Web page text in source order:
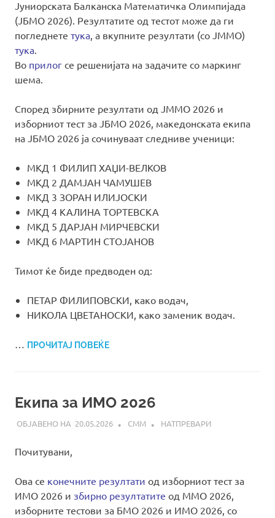
Јуниорската Балканска Математичка Олимпијада
(ЈБМО 2026). Резултатите од тестот може да ги
погледнете тука , а вкупните резултати (со ЈММО)
тука
Во прилог се решенијата на задачите со маркинг
шема.
Според збирните резултати од ЈММО 2026 и
изборниот тест за ЈБМО 2026, македонската екипа
на ЈБМО 2026 ја сочинуваат следниве ученици:
MKД 1 ФИЛИП ХАЏИ-ВЕЛКОВ
MKД 2 ДАМЈАН ЧАМУШЕВ
МКД 3 ЗОРАН ИЛИЈОСКИ
МКД 4 КАЛИНА ТОРТЕВСКА
МКД 5 ДАРЈАН МИРЧЕВСКИ
МКД 6 МАРТИН СТОЈАНОВ
Тимот ќе биде предводен од:
ПЕТАР ФИЛИПОВСКИ, како водач,
НИКОЛА ЦВЕТАНОСКИ, како заменик водач.
ПРОЧИТАЈ ПОВЕЌЕ
Екипа за ИМО 2026
20.05.2026 СММ НАТПРЕВАРИ
Почитувани,
Ова се конечните резултати од изборниот тест за
ИМО 2026 и збирно резултатите од ММО 2026,
изборните тестови за БМО 2026 и ИМО 2026, со